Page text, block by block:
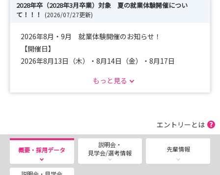
2028年卒（2028年3月卒業）対象 夏の就業体験開催につい
て！！！
(2026/07/27更新)
2026年8月・9月 就業体験開催のお知らせ！
【開催日】
2026年8月13日（木）・8月14日（金）・8月17日
9月3日（木）・9月4日（金）・9月7日（月）：9
もっと見る
エントリーとは
概要・採用データ
説明会・
見学会/選考情報
先輩情報